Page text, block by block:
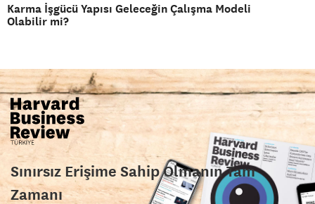
Karma İşgücü Yapısı Geleceğin Çalışma Modeli
Olabilir mi?
Sınırsız Erişime Sahip Olmanın Tam
Zamanı